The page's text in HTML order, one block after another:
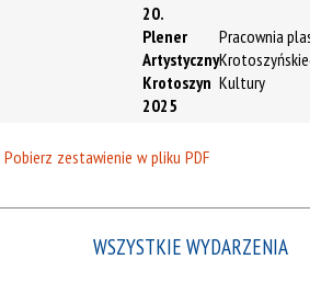
20.
Plener
Artystyczny
Krotoszyn
2025
Pracownia
Kultury
Pobierz zestawienie w pliku PDF
WSZYSTKIE WYDARZENIA